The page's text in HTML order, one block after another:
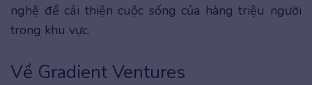
nghệ để cải thiện cuộc sống của hàng triệu người
trong khu vực.
Về Gradient Ventures